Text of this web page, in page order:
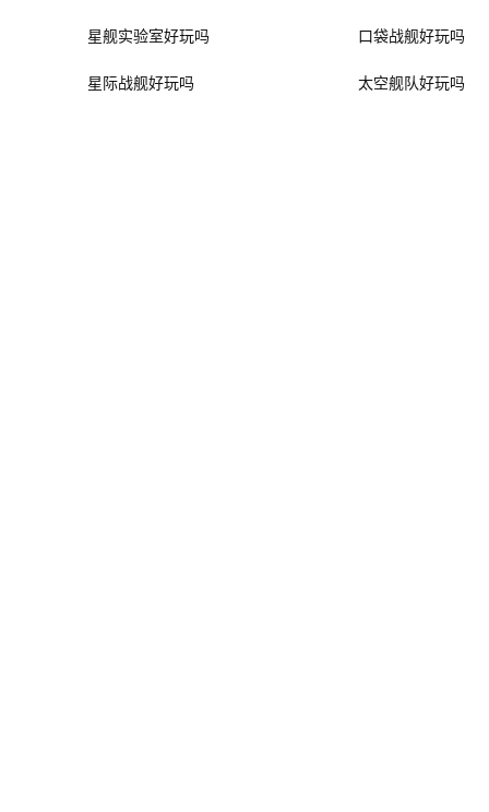
星舰实验室好玩吗 口袋战舰好玩吗
星际战舰好玩吗 太空舰队好玩吗